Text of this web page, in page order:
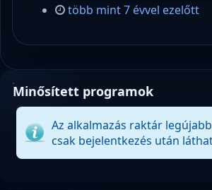
több mint 7 évvel ezelőtt
Minősített programok
Az alkalmazás raktár
csak bejelentkezés után